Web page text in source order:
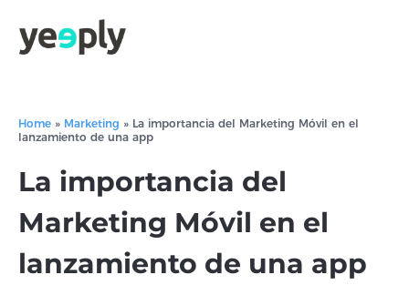
Home » Marketing » La importancia del Marketing Móvil en el
lanzamiento de una app
La importancia del
Marketing Móvil en el
lanzamiento de una app